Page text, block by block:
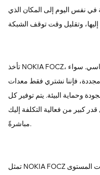
في نفس اليوم إلى المكان الذي
تأخذ NOKIA FOCZ، مثل جميع أجهزتنا، ضمانًا شاملاً كمعيار قياسي. سواء
فإننا نشتري فقط معدات
وحماية البيئة. يتم توفير كل
كبير من فعالية التكلفة إليك
مباشرةً.
تمثل NOKIA FOCZ منتجًا واحدًا فقط في مجموعة أجهزتنا ذات المستوى